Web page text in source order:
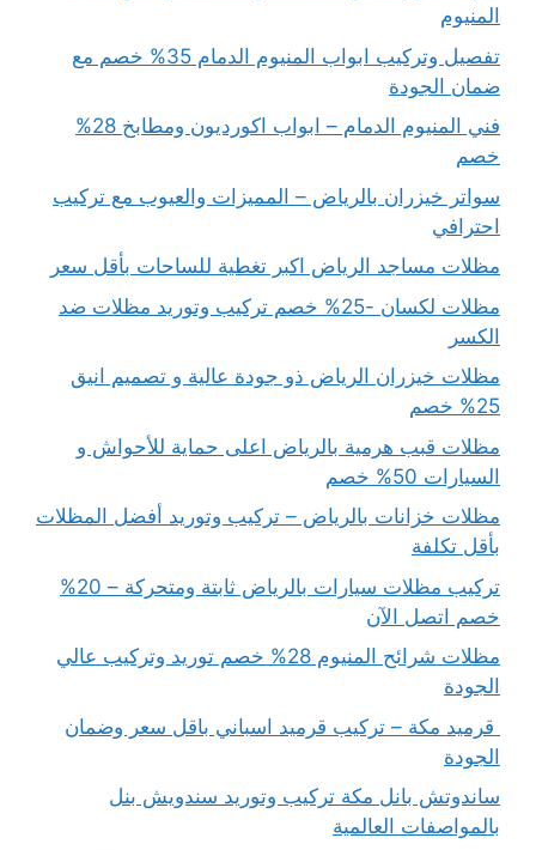
المنيوم
تفصيل وتركيب ابواب المنيوم الدمام 35% خصم مع
ضمان الجودة
فني المنيوم الدمام – ابواب اكورديون ومطابخ 28%
خصم
سواتر خيزران بالرياض – المميزات والعيوب مع تركيب
احترافي
مظلات مساجد الرياض اكبر تغطية للساحات بأقل سعر
مظلات لكسان -25% خصم تركيب وتوريد مظلات ضد
الكسر
مظلات خيزران الرياض ذو جودة عالية و تصميم انيق
25% خصم
مظلات قبب هرمية بالرياض اعلى حماية للأحواش و
السيارات 50% خصم
مظلات خزانات بالرياض – تركيب وتوريد أفضل المظلات
بأقل تكلفة
تركيب مظلات سيارات بالرياض ثابتة ومتحركة – 20%
خصم اتصل الآن
مظلات شرائح المنيوم 28% خصم توريد وتركيب عالي
الجودة
قرميد مكة – تركيب قرميد اسباني باقل سعر وضمان
الجودة
ساندوتش بانل مكة تركيب وتوريد سندويش بنل
بالمواصفات العالمية